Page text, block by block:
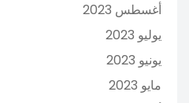
أغسطس 2023
يوليو 2023
يونيو 2023
مايو 2023